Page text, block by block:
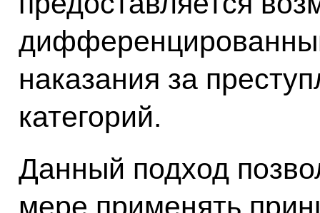
наказания за
категорий.
Данный подход